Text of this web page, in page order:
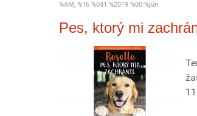
%AM, %16 %041 %2019 %00:%jún
Pes, ktorý mi